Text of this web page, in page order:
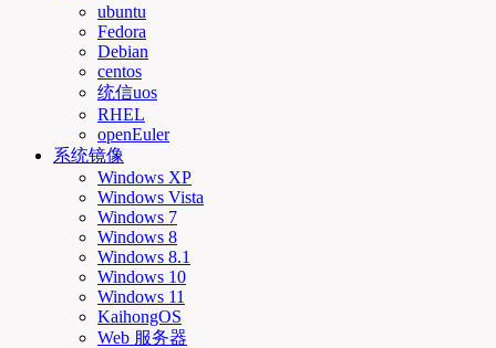
ubuntu
Fedora
Debian
centos
统信uos
RHEL
openEuler
系统镜像
Windows XP
Windows Vista
Windows 7
Windows 8
Windows 8.1
Windows 10
Windows 11
KaihongOS
Web 服务器